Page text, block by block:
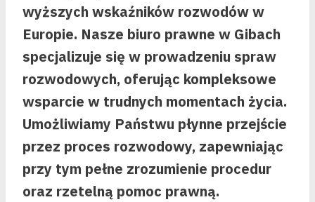
wyższych wskaźników rozwodów w
Europie. Nasze biuro prawne w Gibach
specjalizuje się w prowadzeniu spraw
rozwodowych, oferując kompleksowe
wsparcie w trudnych momentach życia.
Umożliwiamy Państwu płynne przejście
przez proces rozwodowy, zapewniając
przy tym pełne zrozumienie procedur
oraz rzetelną pomoc prawną.